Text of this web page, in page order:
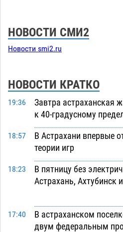
НОВОСТИ СМИ2
Новости smi2.ru
НОВОСТИ КРАТКО
19:36
Завтра астраханская
к 40-градусному
18:57
В Астрахани впервые
теории игр
18:23
В пятницу без
Астрахань, Ахтубинск
17:40
В астраханском
двум федеральным